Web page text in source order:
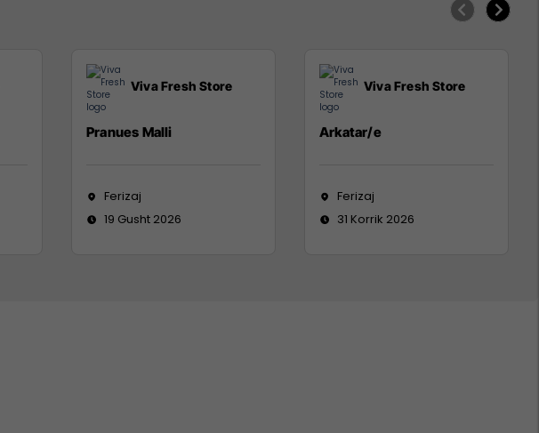
Viva Fresh Store
Pranues Malli
Ferizaj
19 Gusht 2026
Viva Fresh Store
Arkatar/e
Ferizaj
31 Korrik 2026